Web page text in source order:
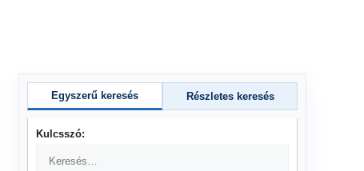
Egyszerű keresés Részletes keresés
Kulcsszó: